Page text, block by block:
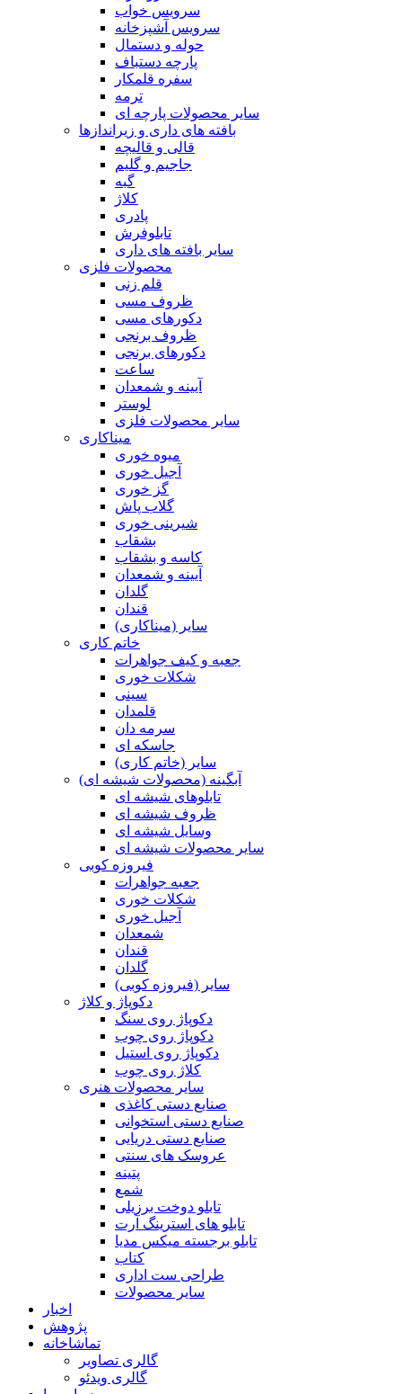
سرویس خواب
سرویس آشپزخانه
حوله و دستمال
پارچه دستباف
سفره قلمکار
ترمه
سایر محصولات پارچه ای
بافته های داری و زیراندازها
قالی و قالیچه
جاجیم و گلیم
گبه
کلاژ
پادری
تابلوفرش
سایر بافته های داری
محصولات فلزی
قلم زنی
ظروف مسی
دکورهای مسی
ظروف برنجی
دکورهای برنجی
ساعت
آیینه و شمعدان
لوستر
سایر محصولات فلزی
میناکاری
میوه خوری
آجیل خوری
گز خوری
گلاب پاش
شیرینی خوری
بشقاب
کاسه و بشقاب
آیینه و شمعدان
گلدان
قندان
سایر (میناکاری)
خاتم کاری
جعبه و کیف جواهرات
شکلات خوری
سینی
قلمدان
سرمه دان
جاسکه ای
سایر (خاتم کاری)
آبگینه (محصولات شیشه ای)
تابلوهای شیشه ای
ظروف شیشه ای
وسایل شیشه ای
سایر محصولات شیشه ای
فیروزه کوبی
جعبه جواهرات
شکلات خوری
آجیل خوری
شمعدان
قندان
گلدان
سایر (فیروزه کوبی)
دکوپاژ و کلاژ
دکوپاژ روی سنگ
دکوپاژ روی چوب
دکوپاژ روی استیل
کلاژ روی چوب
سایر محصولات هنری
صنایع دستی کاغذی
صنایع دستی استخوانی
صنایع دستی دریایی
عروسک های سنتی
پتینه
شمع
تابلو دوخت برزیلی
تابلو های استرینگ آرت
تابلو برجسته میکس مدیا
کتاب
طراحی ست اداری
سایر محصولات
اخبار
پژوهش
تماشاخانه
گالری تصاویر
گالری ویدئو